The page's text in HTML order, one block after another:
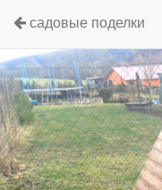
садовые поделки